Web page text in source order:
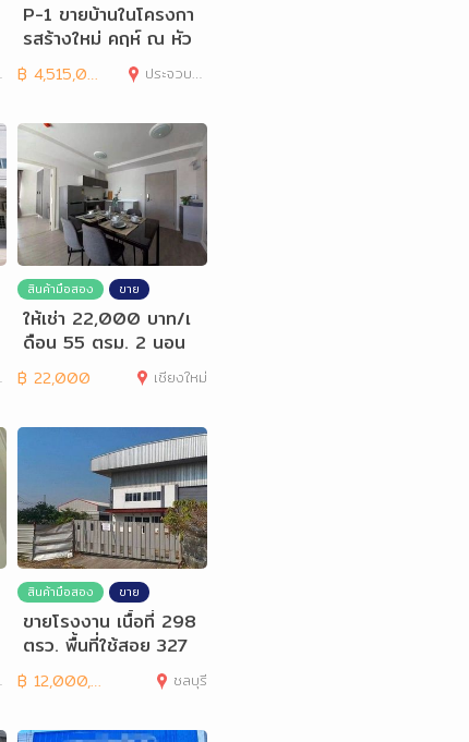
P-1 ขายบ้านในโครงกา
รสร้างใหม่ คฤห์ ณ หัว
หิน
฿ 4,515,000 ประจวบคีรีขันธ์
สินค้ามือสอง ขาย
ให้เช่า 22,000 บาท/เ
ดือน 55 ตรม. 2 นอน
2 น้ำ DCondo Rin
฿ 22,000 เชียงใหม่
สินค้ามือสอง ขาย
ขายโรงงาน เนื้อที่ 298
ตรว. พื้นที่ใช้สอย 327
ตรม. ศรีราชา
฿ 12,000,000 ชลบุรี